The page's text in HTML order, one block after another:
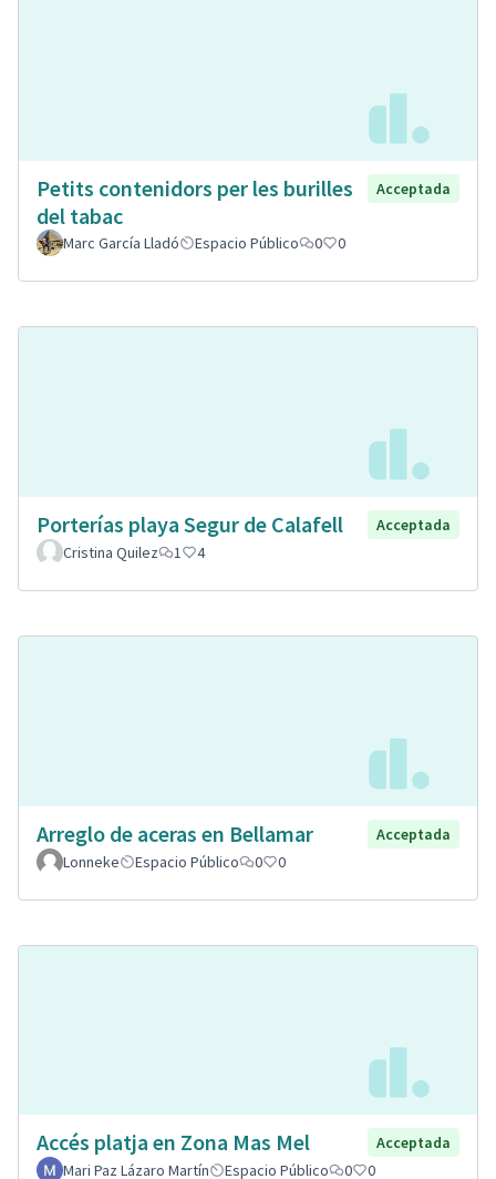
Petits contenidors per les burilles
del tabac
Acceptada
Marc García Lladó Espacio Público 0 0
Porterías playa Segur de Calafell
Acceptada
Cristina Quilez
1 4
Arreglo de aceras en Bellamar
Acceptada
Lonneke
Espacio Público 0 0
Accés platja en Zona Mas Mel
Acceptada
Mari Paz Lázaro Martín
Espacio Público 0 0